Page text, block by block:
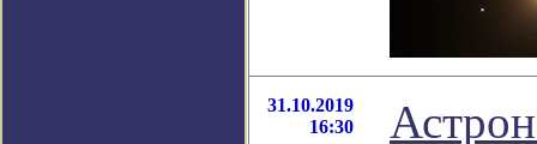
31.10.2019
16:30